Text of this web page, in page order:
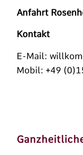
Anfahrt
Kontakt
E-Mail:
Mobil: +49